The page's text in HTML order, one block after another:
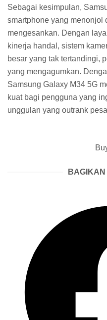
Sebagai kesimpulan,
smartphone yang menonjol
mengesankan. Dengan
kinerja handal, sistem
besar yang tak tertandingi,
yang mengagumkan.
Samsung Galaxy M34 5G
kuat bagi pengguna yang
unggulan yang outrank
BAGIKAN